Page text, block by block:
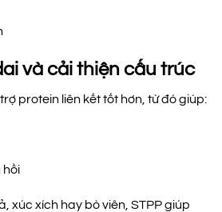
và cải thiện cấu trúc
protein liên kết tốt hơn, từ đó giúp:
hồi
xúc xích hay bò viên, STPP giúp